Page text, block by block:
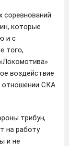
соревнований
которые
и с
того,
воздействие
отношении СКА
трибун,
на работу
и не